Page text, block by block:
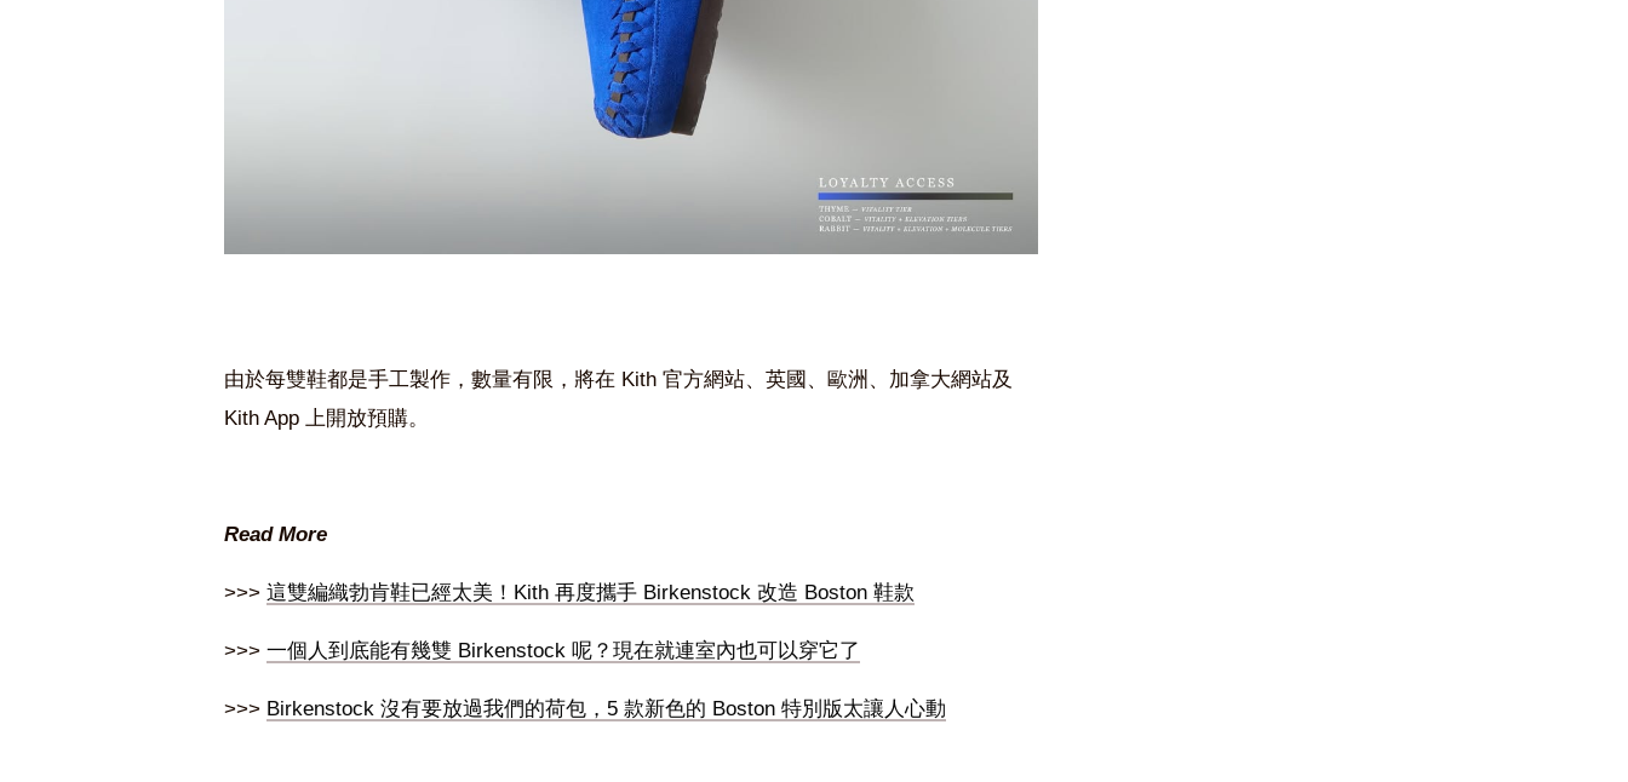
由於每雙鞋都是手工製作，數量有限，將在 Kith 官方網站、英國、歐洲、加拿大網站及
Kith App 上開放預購。
Read More
>>> 這雙編織勃肯鞋已經太美！Kith 再度攜手 Birkenstock 改造 Boston 鞋款
>>> 一個人到底能有幾雙 Birkenstock 呢？現在就連室內也可以穿它了
>>> Birkenstock 沒有要放過我們的荷包，5 款新色的 Boston 特別版太讓人心動